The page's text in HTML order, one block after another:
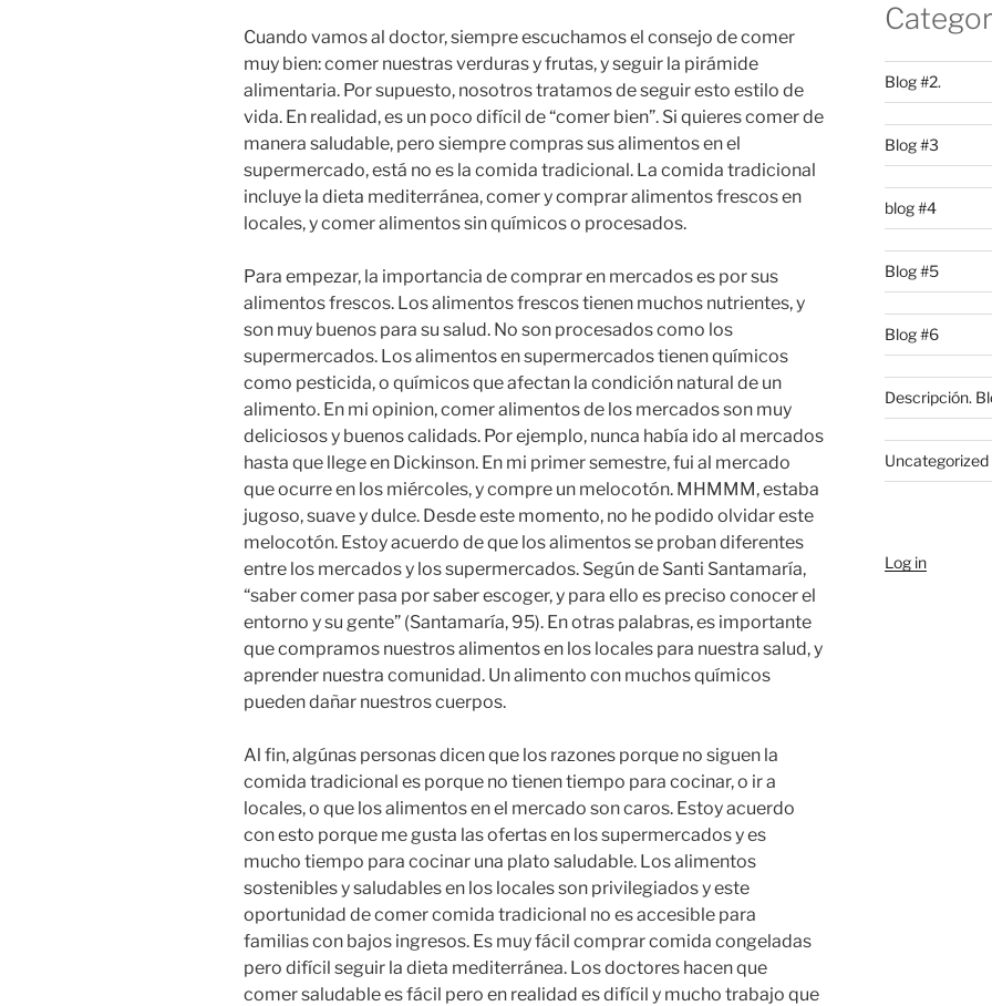
Cuando vamos al doctor, siempre escuchamos el consejo de comer
muy bien: comer nuestras verduras y frutas, y seguir la pirámide
alimentaria. Por supuesto, nosotros tratamos de seguir esto estilo de
vida. En realidad, es un poco difícil de “comer bien”. Si quieres comer de
manera saludable, pero siempre compras sus alimentos en el
supermercado, está no es la comida tradicional. La comida tradicional
incluye la dieta mediterránea, comer y comprar alimentos frescos en
locales, y comer alimentos sin químicos o procesados.
Para empezar, la importancia de comprar en mercados es por sus
alimentos frescos. Los alimentos frescos tienen muchos nutrientes, y
son muy buenos para su salud. No son procesados como los
supermercados. Los alimentos en supermercados tienen químicos
como pesticida, o químicos que afectan la condición natural de un
alimento. En mi opinion, comer alimentos de los mercados son muy
deliciosos y buenos calidads. Por ejemplo, nunca había ido al mercados
hasta que llege en Dickinson. En mi primer semestre, fui al mercado
que ocurre en los miércoles, y compre un melocotón. MHMMM, estaba
jugoso, suave y dulce. Desde este momento, no he podido olvidar este
melocotón. Estoy acuerdo de que los alimentos se proban diferentes
entre los mercados y los supermercados. Según de Santi Santamaría,
“saber comer pasa por saber escoger, y para ello es preciso conocer el
entorno y su gente” (Santamaría, 95). En otras palabras, es importante
que compramos nuestros alimentos en los locales para nuestra salud, y
aprender nuestra comunidad. Un alimento con muchos químicos
pueden dañar nuestros cuerpos.
Al fin, algúnas personas dicen que los razones porque no siguen la
comida tradicional es porque no tienen tiempo para cocinar, o ir a
locales, o que los alimentos en el mercado son caros. Estoy acuerdo
con esto porque me gusta las ofertas en los supermercados y es
mucho tiempo para cocinar una plato saludable. Los alimentos
sostenibles y saludables en los locales son privilegiados y este
oportunidad de comer comida tradicional no es accesible para
familias con bajos ingresos. Es muy fácil comprar comida congeladas
pero difícil seguir la dieta mediterránea. Los doctores hacen que
comer saludable es fácil pero en realidad es difícil y mucho trabajo que
Blog #2.
Blog #3
blog #4
Blog #5
Blog #6
Descripción.
Uncategorized
Log in